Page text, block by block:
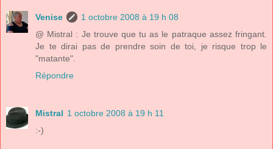
Venise
1 octobre 2008 à 19 h 08
@ Mistral : Je trouve que tu as le patraque assez fringant.
Je te dirai pas de prendre soin de toi, je risque trop le
"matante".
Répondre
Mistral 1 octobre 2008 à 19 h 11
:-)